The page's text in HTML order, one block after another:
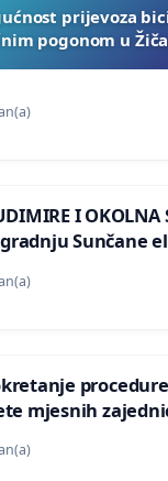
prijevoza
pogonom u
I OKOLNA
Sunčane
Ugljana
mjesnih